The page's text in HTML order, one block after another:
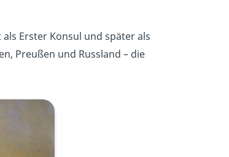
Erster Konsul und später als
Preußen und Russland – die